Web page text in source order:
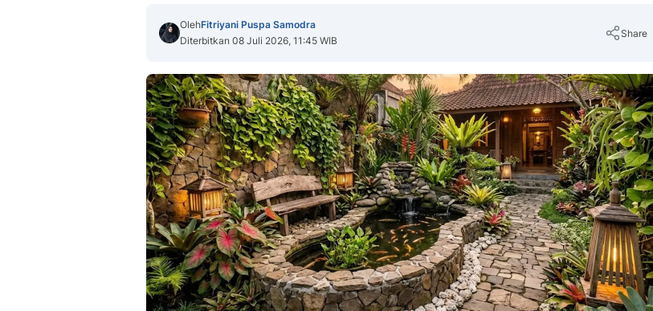
OlehFitriyani Puspa Samodra
Diterbitkan 08 Juli 2026, 11:45 WIB
Share
Copy Link